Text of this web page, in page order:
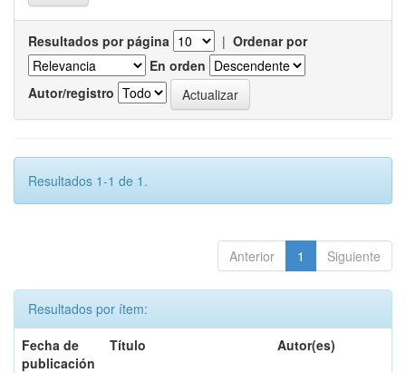
Resultados por página | Ordenar por
En orden
Autor/registro
Resultados 1-1 de 1.
Anterior 1 Siguiente
Resultados por ítem:
Fecha de
publicación
Título Autor(es)